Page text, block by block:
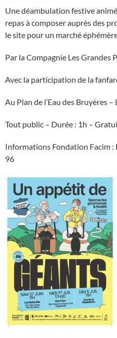
Une déambulation festive
repas à composer auprès des
le site pour un marché
Par la Compagnie Les Grandes
Avec la participation de la
Au Plan de l’Eau des Bruyères
Tout public – Durée : 1h –
Informations Fondation Facim :
96